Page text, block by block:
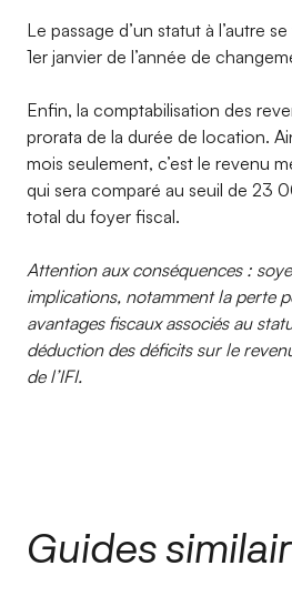
Le passage d’un statut à l’autre
1er janvier de l’année de
Enfin, la comptabilisation des
prorata de la durée de location.
mois seulement, c’est le revenu
qui sera comparé au seuil de 23
total du foyer fiscal.
Attention aux conséquences :
implications, notamment la perte
avantages fiscaux associés au
déduction des déficits sur le
de l’IFI.
Guides